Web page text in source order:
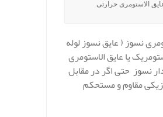
الاستومری حرارتی
نسوز ( عایق نسوز لوله
یا عایق الاستومری
نسوز حتی اگر در مقابل
مقاوم و مستحکم